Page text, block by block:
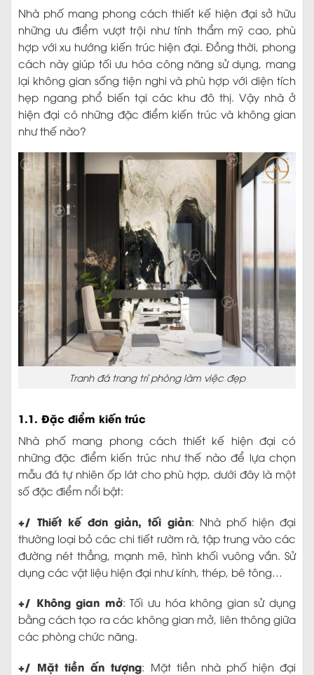
Nhà phố mang phong cách thiết kế hiện đại sở hữu
những ưu điểm vượt trội như tính thẩm mỹ cao, phù
hợp với xu hướng kiến trúc hiện đại. Đồng thời, phong
cách này giúp tối ưu hóa công năng sử dụng, mang
lại không gian sống tiện nghi và phù hợp với diện tích
hẹp ngang phổ biến tại các khu đô thị. Vậy nhà ở
hiện đại có những đặc điểm kiến trúc và không gian
như thế nào?
Tranh đá trang trí phòng làm việc đẹp
1.1. Đặc điểm kiến trúc
Nhà phố mang phong cách thiết kế hiện đại có
những đặc điểm kiến trúc như thế nào để lựa chọn
mẫu đá tự nhiên ốp lát cho phù hợp, dưới đây là một
số đặc điểm nổi bật:
+/ Thiết kế đơn giản, tối giản: Nhà phố hiện đại
thường loại bỏ các chi tiết rườm rà, tập trung vào các
đường nét thẳng, mạnh mẽ, hình khối vuông vắn. Sử
dụng các vật liệu hiện đại như kính, thép, bê tông…
+/ Không gian mở: Tối ưu hóa không gian sử dụng
bằng cách tạo ra các không gian mở, liên thông giữa
các phòng chức năng.
+/ Mặt tiền ấn tượng: Mặt tiền nhà phố hiện đại